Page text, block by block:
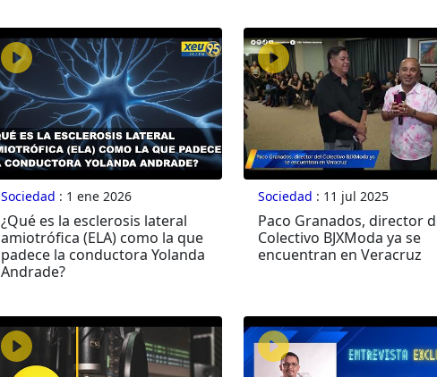
Sociedad : 1 ene 2026
¿Qué es la esclerosis lateral
amiotrófica (ELA) como la que
padece la conductora Yolanda
Andrade?
Sociedad : 11 jul 2025
Paco Granados, director
Colectivo BJXModa ya se
encuentran en Veracruz